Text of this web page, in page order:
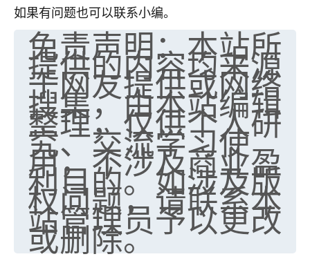
如果有问题也可以联系小编。
免责声明：本站所
提供的内容均来源
于网友提供或网络
搜集，由本站编辑
整理，仅供个人研
究、交流学习使
用，不涉及商业盈
利目的。如涉及版
权问题，请联系本
站管理员予以更改
或删除。
老师收徒吗？？我对这些很感兴趣
2天前 来自山西